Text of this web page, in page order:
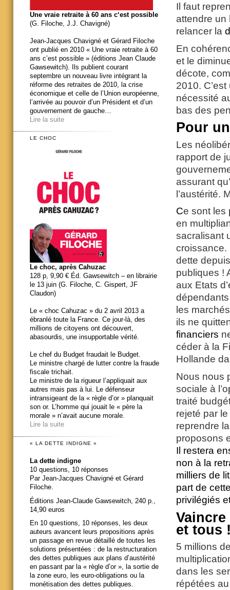
Il faut
attendre un
relancer la
En
et le
décote,
2010.
nécessité
bas des
Pour
Les
rapport de
assurant
l’austérité.
Ce sont les
en
sacralisant
croissance.
dette
publiques !
aux Etats
les
ils ne
financiers
céder à la
Hollande
Nous nous
sociale à
traité
rejeté par
reprendre
proposons
Il restera
non à la
milliers de
part de
privilégiés
et tous
5 millions
dans les
répétées
Une vraie retraite à 60 ans c‘est possible
(G. Filoche, J.J. Chavigné)
Jean-Jacques Chavigné et Gérard Filoche
ont publié en 2010 « Une vraie retraite à 60
ans c’est possible » (éditions Jean Claude
Gawsewitch). Ils publient courant
septembre un nouveau livre intégrant la
réforme des retraites de 2010, la crise
économique et celle de l’Union européenne,
l’arrivée au pouvoir d’un Président et d’un
gouvernement de gauche…
Lire la suite
LE CHOC
Le choc, après Cahuzac
128 p, 9,90 € Éd. Gawsewitch – en librairie
le 13 juin (G. Filoche, C. Gispert, JF
Claudon)
Le « choc Cahuzac » du 2 avril 2013 a
ébranlé toute la France. Ce jour-là, des
millions de citoyens ont découvert,
abasourdis, une insupportable vérité.
Le chef du Budget fraudait le Budget.
Le ministre chargé de lutter contre la fraude
fiscale trichait.
Le ministre de la rigueur l’appliquait aux
autres mais pas à lui. Le défenseur
intransigeant de la « règle d’or » planquait
son or. L’homme qui jouait le « père la
morale » n’avait aucune morale.
Lire la suite
« LA DETTE INDIGNE »
La dette indigne
10 questions, 10 réponses
Par Jean-Jacques Chavigné et Gérard
Filoche.
Éditions Jean-Claude Gawsewitch, 240 p.,
14,90 euros
En 10 questions, 10 réponses, les deux
auteurs avancent leurs propositions après
un passage en revue détaillé de toutes les
solutions présentées : de la restructuration
des dettes publiques aux plans d’austérité
en passant par la « règle d’or », la sortie de
la zone euro, les euro-obligations ou la
monétisation des dettes publiques.